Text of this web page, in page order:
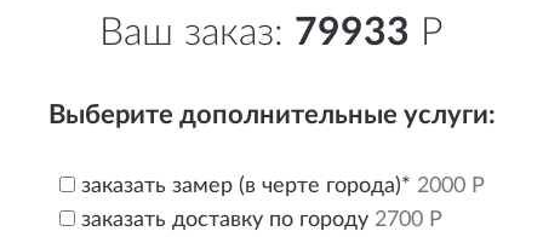
Ваш заказ: 79933 Р
Выберите дополнительные услуги:
заказать замер (в черте города)* 2000 Р
заказать доставку по городу 2700 Р